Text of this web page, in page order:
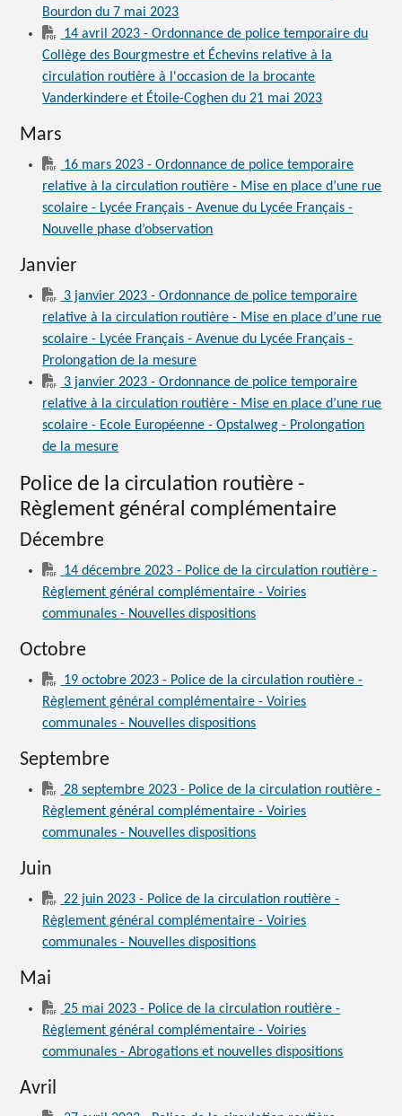
Bourdon du 7 mai 2023
14 avril 2023 - Ordonnance de police temporaire du
Collège des Bourgmestre et Échevins relative à la
circulation routière à l'occasion de la brocante
Vanderkindere et Étoile-Coghen du 21 mai 2023
Mars
16 mars 2023 - Ordonnance de police temporaire
relative à la circulation routière - Mise en place d’une rue
scolaire - Lycée Français - Avenue du Lycée Français -
Nouvelle phase d’observation
Janvier
3 janvier 2023 - Ordonnance de police temporaire
relative à la circulation routière - Mise en place d’une rue
scolaire - Lycée Français - Avenue du Lycée Français -
Prolongation de la mesure
3 janvier 2023 - Ordonnance de police temporaire
relative à la circulation routière - Mise en place d’une rue
scolaire - Ecole Européenne - Opstalweg - Prolongation
de la mesure
Police de la circulation routière -
Règlement général complémentaire
Décembre
14 décembre 2023 - Police de la circulation routière -
Règlement général complémentaire - Voiries
communales - Nouvelles dispositions
Octobre
19 octobre 2023 - Police de la circulation routière -
Règlement général complémentaire - Voiries
communales - Nouvelles dispositions
Septembre
28 septembre 2023 - Police de la circulation routière -
Règlement général complémentaire - Voiries
communales - Nouvelles dispositions
Juin
22 juin 2023 - Police de la circulation routière -
Règlement général complémentaire - Voiries
communales - Nouvelles dispositions
Mai
25 mai 2023 - Police de la circulation routière -
Règlement général complémentaire - Voiries
communales - Abrogations et nouvelles dispositions
Avril